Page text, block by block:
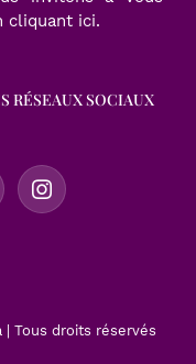
cliquant ici.
RÉSEAUX SOCIAUX
| Tous droits réservés